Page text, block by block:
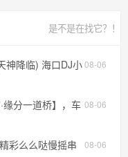
是不是在找它？！
08-06
神降临) 海口DJ小
08-06
缘分一道桥】，车
08-06
彩么么哒慢摇串